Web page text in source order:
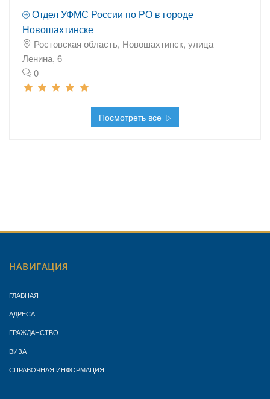
Отдел УФМС России по РО в городе
Новошахтинске
Ростовская область, Новошахтинск, улица
Ленина, 6
0
Посмотреть все
НАВИГАЦИЯ
ГЛАВНАЯ
АДРЕСА
ГРАЖДАНСТВО
ВИЗА
СПРАВОЧНАЯ ИНФОРМАЦИЯ